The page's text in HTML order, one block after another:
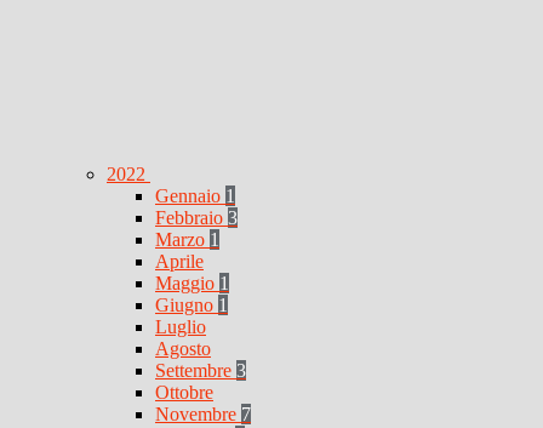
2022
Gennaio 1
Febbraio 3
Marzo 1
Aprile
Maggio 1
Giugno 1
Luglio
Agosto
Settembre 3
Ottobre
Novembre 7